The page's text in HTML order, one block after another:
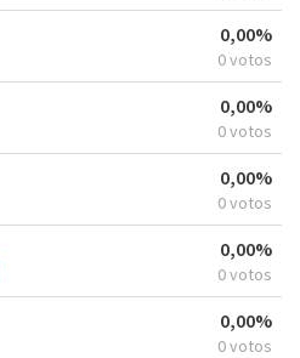
0,00%
0 votos
0,00%
0 votos
0,00%
0 votos
0,00%
0 votos
0,00%
0 votos